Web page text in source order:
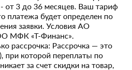
от 3 до 36 месяцев. Ваш тариф
платежа будет определен по
заявки. Условия АО
МФК «Т-Финанс».
рассрочка: Рассрочка — это
при которой переплаты по
за счет скидки на товар,